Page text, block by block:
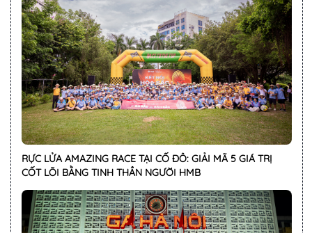
RỰC LỬA AMAZING RACE TẠI CỐ ĐÔ: GIẢI MÃ 5 GIÁ TRỊ
CỐT LÕI BẰNG TINH THẦN NGƯỜI HMB